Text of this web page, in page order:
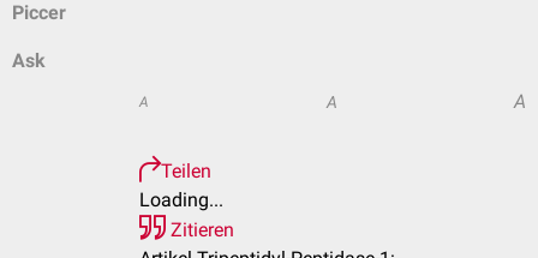
Piccer
Ask
A A A
Teilen
Loading...
Zitieren